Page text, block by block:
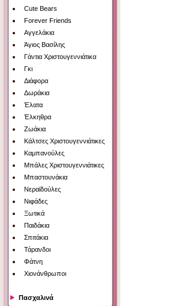
Cute Bears
Forever Friends
Αγγελάκια
Άγιος Βασίλης
Γάντια Χριστουγεννιάτικα
Γκι
Διάφορα
Δωράκια
Έλατα
Έλκηθρα
Ζωάκια
Κάλτσες Χριστουγεννιάτικες
Καμπανούλες
Μπάλες Χριστουγεννιάτικες
Μπαστουνάκια
Νεραϊδούλες
Νιφάδες
Ξωτικά
Παιδάκια
Σπιτάκια
Τάρανδοι
Φάτνη
Χιονάνθρωποι
Πασχαλινά